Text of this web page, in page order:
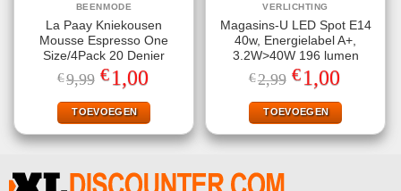
BEENMODE
La Paay Kniekousen
Mousse Espresso One
Size/4Pack 20 Denier
€9,99 Oorspronkelijke
prijs
was:
€9,99.
€1,00
is:
€1,00.
TOEVOEGEN
VERLICHTING
Magasins-U LED Spot E14
40w, Energielabel A+,
3.2W>40W 196 lumen
€2,99 Oorspronkelijke
prijs
was:
€2,99.
€1,00
is:
€1,00.
TOEVOEGEN